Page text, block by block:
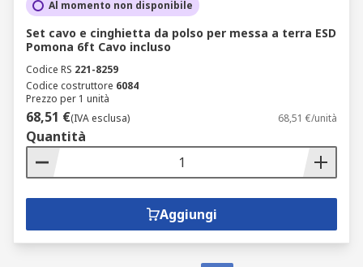
Al momento non disponibile
Set cavo e cinghietta da polso per messa a terra ESD
Pomona 6ft Cavo incluso
Codice RS 221-8259
Codice costruttore 6084
Prezzo per 1 unità
68,51 €(IVA esclusa) 68,51 €/unità
Quantità
Aggiungi